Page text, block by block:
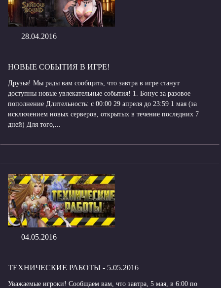
28.04.2016
НОВЫЕ СОБЫТИЯ В ИГРЕ!
Друзья! Мы рады вам сообщить, что завтра в игре станут
доступны новые увлекательные события! 1. Бонус за разовое
пополнение Длительность: с 00:00 29 апреля до 23:59 1 мая (за
исключением новых серверов, открытых в течение последних 7
дней) Для того,...
04.05.2016
ТЕХНИЧЕСКИЕ РАБОТЫ - 5.05.2016
Уважаемые игроки! Сообщаем вам, что завтра, 5 мая, в 6:00 по